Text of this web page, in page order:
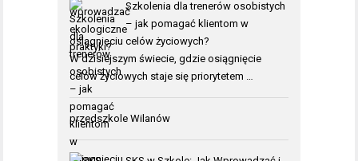
Szkolenia dla trenerów osobistych
– jak pomagać klientom w
osiągnięciu celów życiowych?
W dzisiejszym świecie, gdzie osiągnięcie
celów życiowych staje się priorytetem …
przedszkole Wilanów